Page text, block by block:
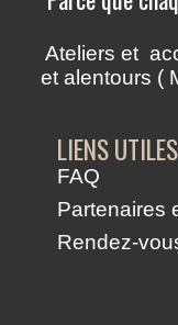
Ateliers et
et alentours (
LIENS UTILES
FAQ
Partenaires
Rendez-